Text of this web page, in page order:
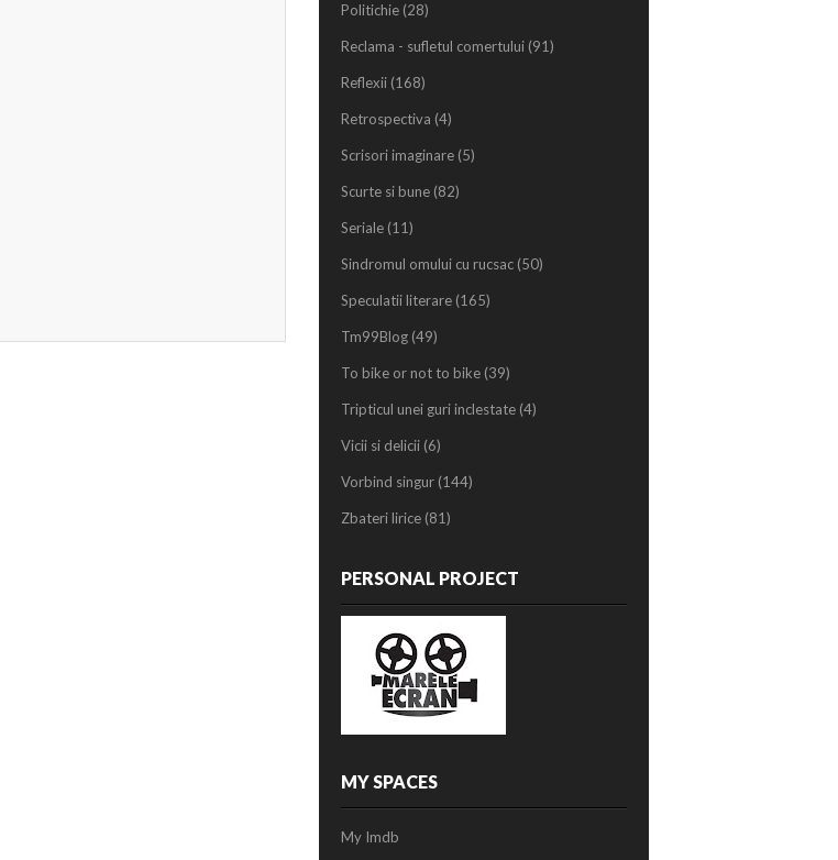
Politichie (28)
Reclama - sufletul comertului (91)
Reflexii (168)
Retrospectiva (4)
Scrisori imaginare (5)
Scurte si bune (82)
Seriale (11)
Sindromul omului cu rucsac (50)
Speculatii literare (165)
Tm99Blog (49)
To bike or not to bike (39)
Tripticul unei guri inclestate (4)
Vicii si delicii (6)
Vorbind singur (144)
Zbateri lirice (81)
PERSONAL PROJECT
MY SPACES
My Imdb